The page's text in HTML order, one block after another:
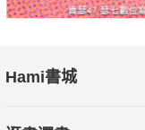
丟三落四──讀《借物
獨生子───看姆米一
Hami書城